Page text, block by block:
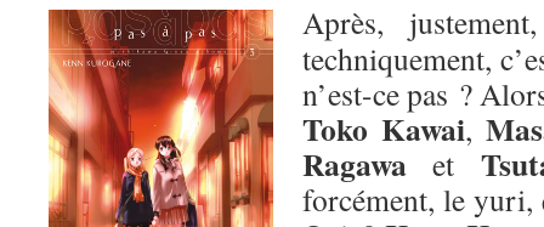
Après,
techniquement,
n’est-ce pas ?
Toko Kawai,
Ragawa et
forcément, le yuri,